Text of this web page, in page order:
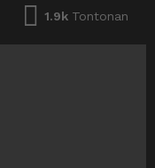
1.9k Tontonan